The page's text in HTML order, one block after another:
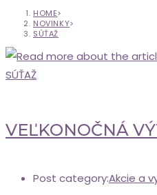
HOME>
NOVINKY>
SÚŤAŽ
VEĽKONOČNÁ
Post category:Akcie a